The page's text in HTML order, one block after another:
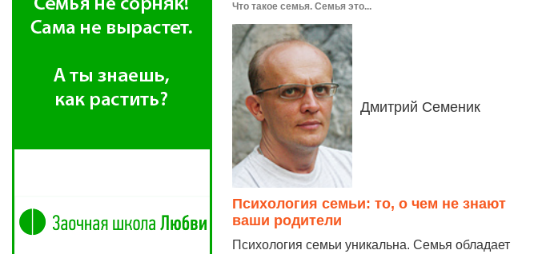
Что такое семья. Семья это...
Дмитрий Семеник
Психология семьи: то, о чем не знают
ваши родители
Психология семьи уникальна. Семья обладает